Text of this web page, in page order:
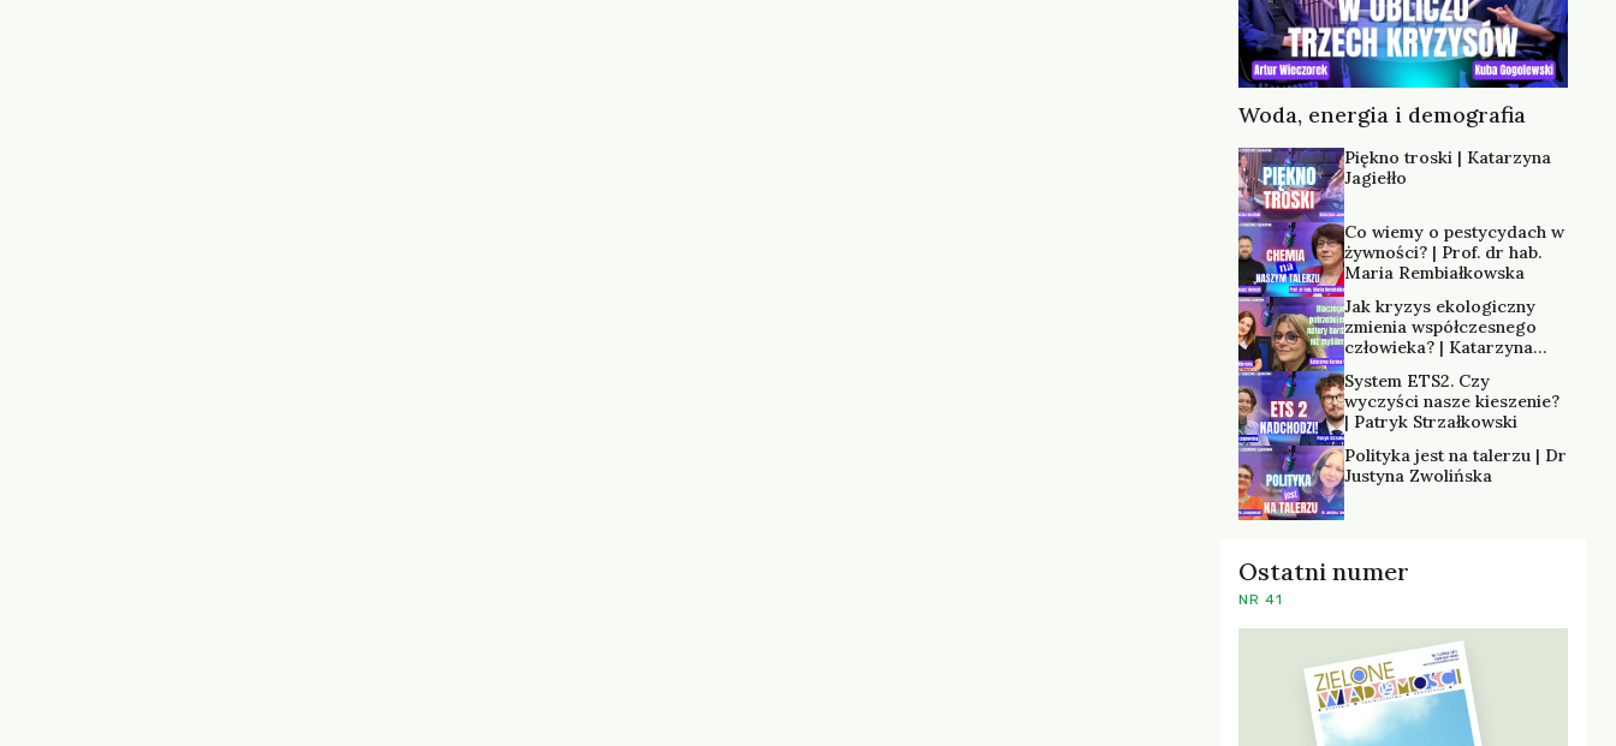
Woda, energia i demografia
Piękno troski | Katarzyna
Jagiełło
Co wiemy o pestycydach w
żywności? | Prof. dr hab.
Maria Rembiałkowska
Jak kryzys ekologiczny
zmienia współczesnego
człowieka? | Katarzyna
System ETS2. Czy
wyczyści nasze kieszenie?
| Patryk Strzałkowski
Polityka jest na talerzu | Dr
Justyna Zwolińska
Ostatni numer
NR 41